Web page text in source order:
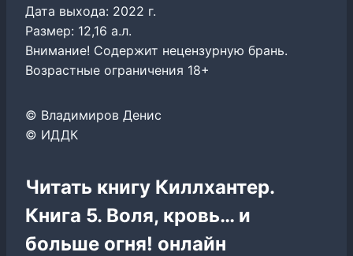
Дата выхода: 2022 г.
Размер: 12,16 а.л.
Внимание! Содержит нецензурную брань.
Возрастные ограничения 18+
© Владимиров Денис
© ИДДК
Читать книгу Киллхантер.
Книга 5. Воля, кровь… и
больше огня! онлайн